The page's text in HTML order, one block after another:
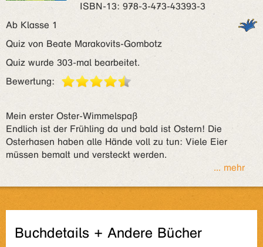
ISBN‑13: 978-3-473-43393-3
Ab Klasse 1
Quiz von Beate Marakovits-Gombotz
Quiz wurde 303-mal bearbeitet.
Bewertung:
Mein erster Oster-Wimmelspaß
Endlich ist der Frühling da und bald ist Ostern! Die
Osterhasen haben alle Hände voll zu tun: Viele Eier
müssen bemalt und versteckt werden.
... mehr
Buchdetails + Andere Bücher